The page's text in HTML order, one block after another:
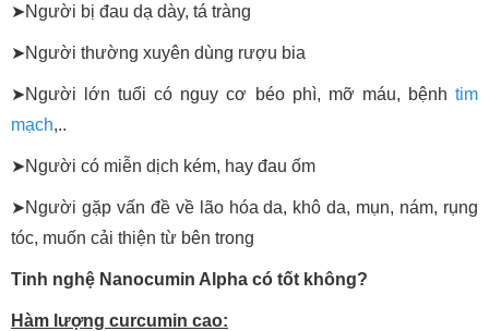
➤Người bị đau dạ dày, tá tràng
➤Người thường xuyên dùng rượu bia
➤Người lớn tuổi có nguy cơ béo phì, mỡ máu, bệnh tim
mạch,..
➤Người có miễn dịch kém, hay đau ốm
➤Người gặp vấn đề về lão hóa da, khô da, mụn, nám, rụng
tóc, muốn cải thiện từ bên trong
Tinh nghệ Nanocumin Alpha có tốt không?
Hàm lượng curcumin cao: